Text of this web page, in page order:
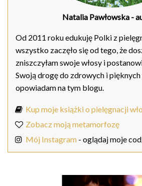
Natalia Pawłowska -
Od 2011 roku edukuję Polki z
wszystko zaczęło się od tego, że
zniszczyłam swoje włosy i
Swoją drogę do zdrowych i pięknych
opowiadam na tym blogu.
Kup moje książki o pielęgnacji
Zobacz moją metamorfozę
Mój Instagram - oglądaj moje